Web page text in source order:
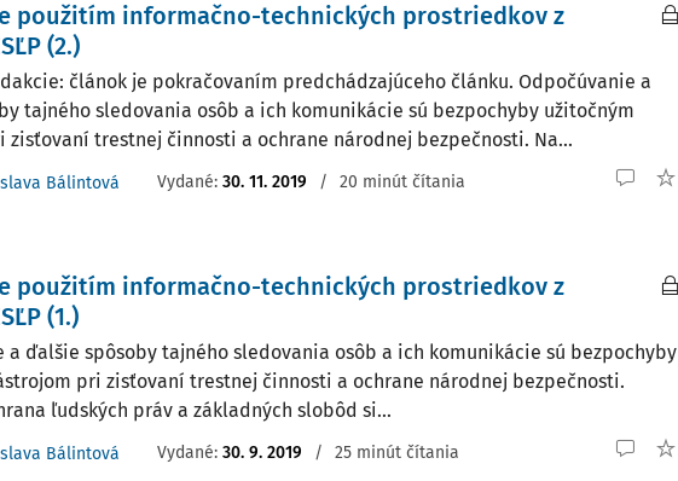
použitím informačno-technických prostriedkov z
(2.)
článok je pokračovaním predchádzajúceho článku. Odpočúvanie a
tajného sledovania osôb a ich komunikácie sú bezpochyby užitočným
zisťovaní trestnej činnosti a ochrane národnej bezpečnosti. Na...
Bálintová Vydané: 30. 11. 2019 / 20 minút čítania
použitím informačno-technických prostriedkov z
(1.)
a ďalšie spôsoby tajného sledovania osôb a ich komunikácie sú bezpochyby
pri zisťovaní trestnej činnosti a ochrane národnej bezpečnosti.
ľudských práv a základných slobôd si...
Bálintová Vydané: 30. 9. 2019 / 25 minút čítania